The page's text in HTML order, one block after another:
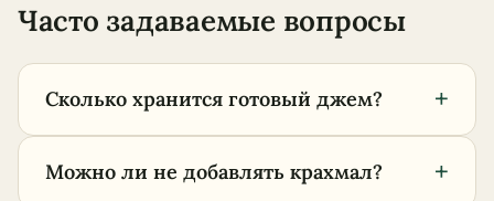
Часто задаваемые вопросы
Сколько хранится готовый джем? +
Можно ли не добавлять крахмал? +